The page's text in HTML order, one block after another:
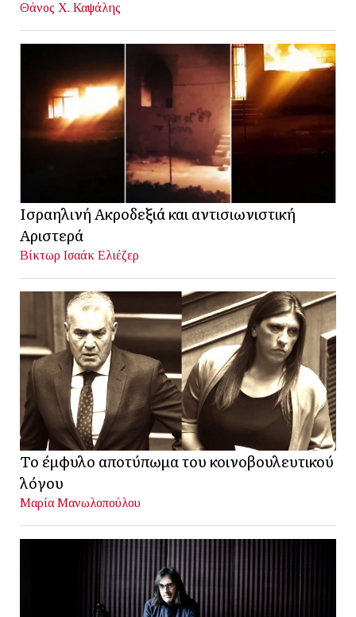
Θάνος Χ. Καψάλης
Ισραηλινή Ακροδεξιά και αντισιωνιστική
Αριστερά
Βίκτωρ Ισαάκ Ελιέζερ
Το έμφυλο αποτύπωμα του κοινοβουλευτικού
λόγου
Μαρία Μανωλοπούλου